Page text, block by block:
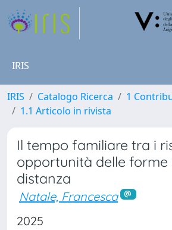
IRIS
IRIS Catalogo Ricerca
1
1.1 Articolo in rivista
Il tempo familiare tra i
opportunità delle forme
distanza
Natale, Francesca
2025